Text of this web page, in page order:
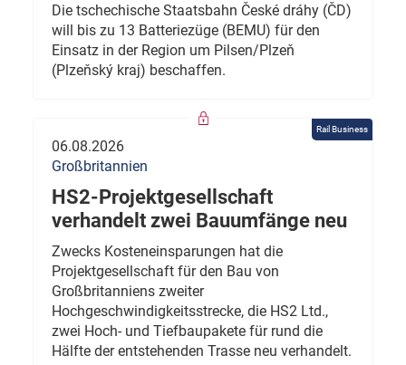
Die tschechische Staatsbahn České dráhy (ČD)
will bis zu 13 Batteriezüge (BEMU) für den
Einsatz in der Region um Pilsen/Plzeň
(Plzeňský kraj) beschaffen.
Rail Business
06.08.2026
Großbritannien
HS2-Projektgesellschaft
verhandelt zwei Bauumfänge neu
Zwecks Kosteneinsparungen hat die
Projektgesellschaft für den Bau von
Großbritanniens zweiter
Hochgeschwindigkeitsstrecke, die HS2 Ltd.,
zwei Hoch- und Tiefbaupakete für rund die
Hälfte der entstehenden Trasse neu verhandelt.